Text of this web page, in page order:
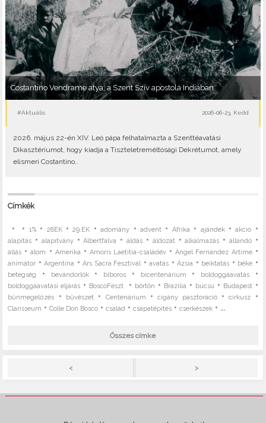
Costantino Vendrame atya, a Szent Szív apostola Indiában
#Aktuális 2026-06-23, Kedd
2026. május 22-én XIV. Leó pápa felhatalmazta a Szenttéavatási
Dikasztériumot, hogy kiadja a Tiszteletreméltósági Dekrétumot, amely
elismeri Costantino..
Címkék
• • 1%• 28EK•29.EK •adomány •advent • Afrika • ajándék•akció •
alapítás • alapítvány•Albertfalva •áldás • áldozat •alkalmazás • állandó•
állás •álom • Amerika • Amoris Laetitia-családév •Ángel Fernández Artime•
animátor •Argentína •Ars Sacra Fesztivál •avatás •Ázsia • beiktatás • béke •
betegség • bevándorlók• bíboros • bicentenárium • boldoggáavatás•
boldoggáavatási eljárás • BoscoFeszt • börtön • Brazília • búcsú • Budapest •
bűnmegelőzés • bűvészet • Centenárium •cigány pasztoráció•cirkusz •
Clarisseum •Colle Don Bosco •család •csapatépítés •cserkészek • ...
Összes címke
< >